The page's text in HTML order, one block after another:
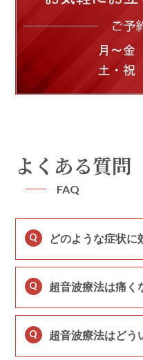
よくある質問
FAQ
Q どのような症状に
Q 超音波療法は痛く
Q 超音波療法はどう